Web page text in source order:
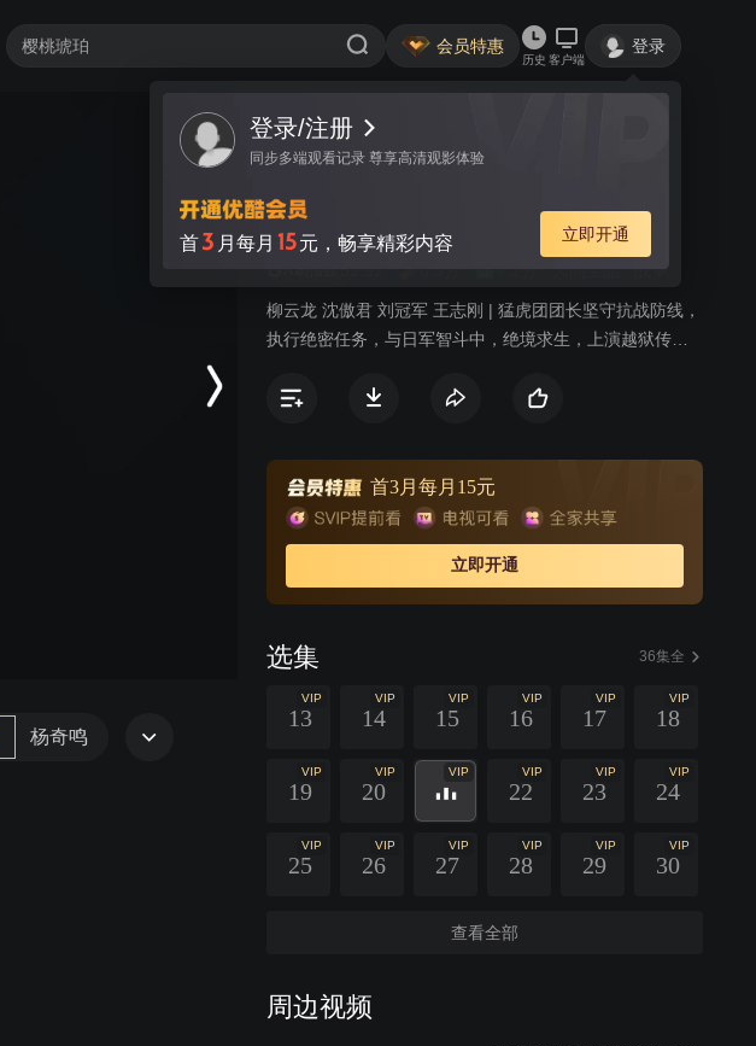
会员特惠
历史 客户端
登录
登录/注册
同步多端观看记录 尊享高清观影体验
首3 月每月 15元，畅享精彩内容 立即开通
视频 讨论
铁血壮士
8.3分 7.2分 人间宝酷 战争
柳云龙 沈傲君 刘冠军 王志刚 | 猛虎团团长坚守抗战防线，
执行绝密任务，与日军智斗中，绝境求生，上演越狱传
首3月每月15元
立即开通
选集 36集全
VIP
13
VIP
14
VIP
15
VIP
16
VIP
17
VIP
18
VIP
19
VIP
20
VIP VIP
22
VIP
23
VIP
24
VIP
25
VIP
26
VIP
27
VIP
28
VIP
29
VIP
30
查看全部
周边视频
杨奇鸣